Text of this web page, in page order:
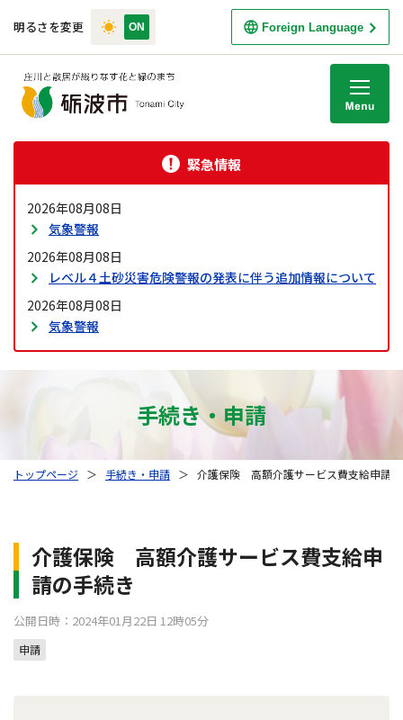
明るさを変更 Foreign Language
緊急情報
2026年08月08日
気象警報
2026年08月08日
レベル４土砂災害危険警報の発表に伴う追加情報について
2026年08月08日
気象警報
手続き・申請
トップページ ＞ 手続き・申請 ＞ 介護保険 高額介護サービス費支給申請
介護保険 高額介護サービス費支給申
請の手続き
公開日時：2024年01月22日 12時05分
申請